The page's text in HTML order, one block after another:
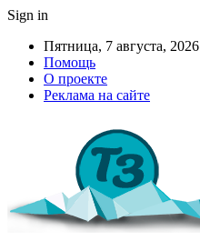
Sign in
Пятница, 7 августа, 2026
Помощь
О проекте
Реклама на сайте